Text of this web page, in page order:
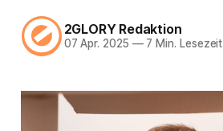
2GLORY Redaktion
07 Apr. 2025 —7 Min. Lesezeit